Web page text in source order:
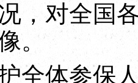
，对全国
。
体参保